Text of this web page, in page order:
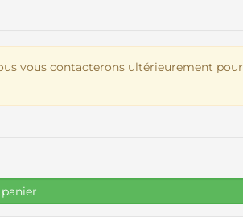
vous contacterons ultérieurement pour